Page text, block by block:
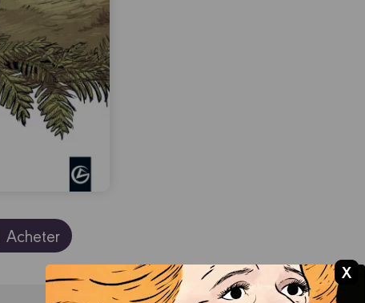
Acheter